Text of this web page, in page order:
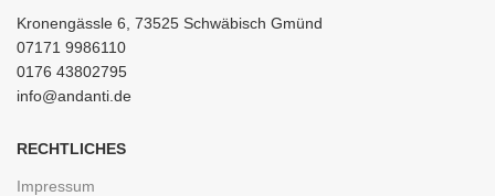
Kronengässle 6, 73525 Schwäbisch Gmünd
07171 9986110
0176 43802795
info@andanti.de
RECHTLICHES
Impressum